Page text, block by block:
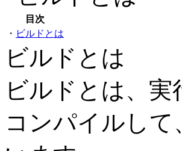
目次
・ ビルドとは
ビルドとは
ビルドとは、
コンパイルし